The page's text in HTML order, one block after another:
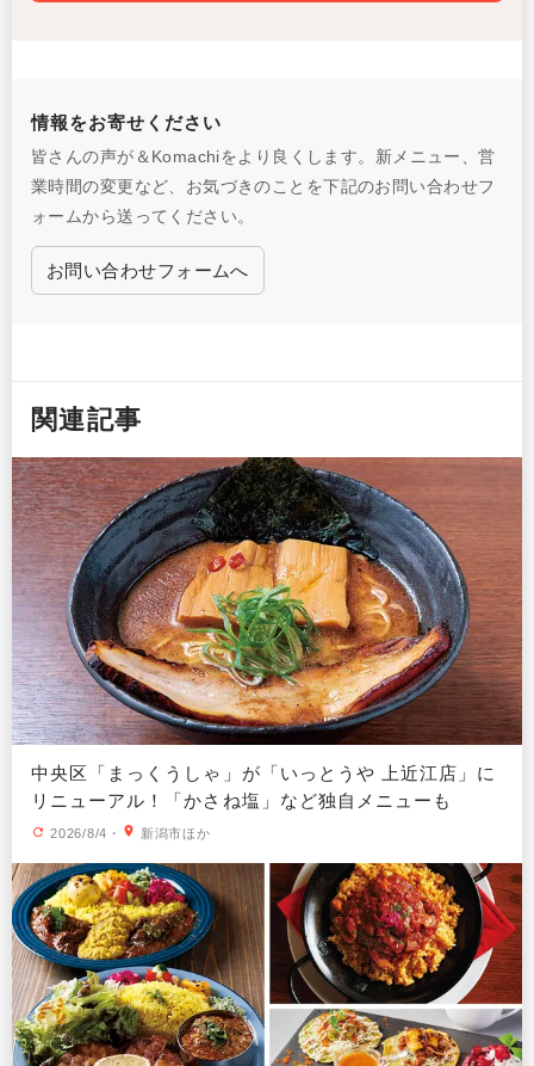
情報をお寄せください
皆さんの声が＆Komachiをより良くします。新メニュー、営
業時間の変更など、お気づきのことを下記のお問い合わせフ
ォームから送ってください。
お問い合わせフォームへ
関連記事
中央区「まっくうしゃ」が「いっとうや 上近江店」に
リニューアル！「かさね塩」など独自メニューも
2026/8/4 ・ 新潟市ほか